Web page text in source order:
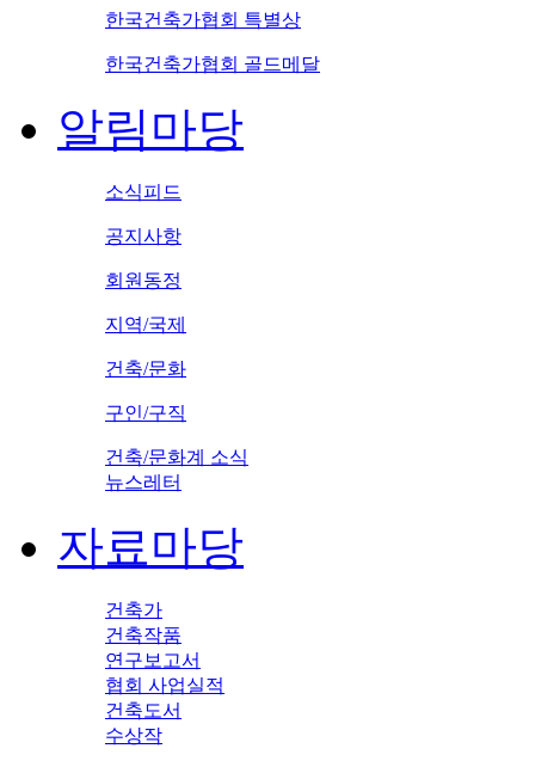
한국건축가협회 특별상
한국건축가협회 골드메달
알림마당
소식피드
공지사항
회원동정
지역/국제
건축/문화
구인/구직
건축/문화계 소식
뉴스레터
자료마당
건축가
건축작품
연구보고서
협회 사업실적
건축도서
수상작